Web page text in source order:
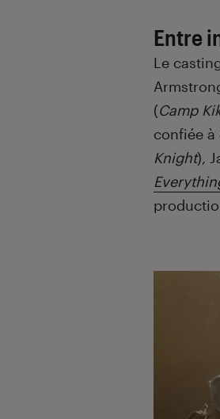
Entre
Le
(Camp
confiée à
Knight),